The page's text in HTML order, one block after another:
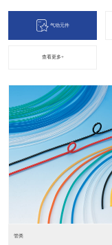
气动元件
查看更多+
进口松下PLC2